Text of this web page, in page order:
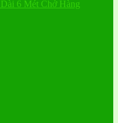
6 Mét Chở Hàng